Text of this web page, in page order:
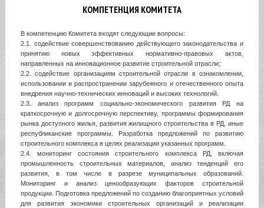
КОМПЕТЕНЦИЯ КОМИТЕТА
В компетенцию Комитета входят следующие вопросы:
2.1. содействие совершенствованию действующего законодательства и
принятию новых эффективных нормативно-правовых актов,
направленных на инновационное развитие строительной отрасли;
2.2. содействие организациям строительной отрасли в ознакомлении,
использовании и распространении зарубежного и отечественного опыта
внедрения научно-технических инноваций и высоких технологий.
2.3. анализ программ социально-экономического развития РД на
краткосрочную и долгосрочную перспективу, программы формирования
рынка доступного жилья, развития жилищного строительства в РД, иные
республиканские программы. Разработка предложений по развитию
строительного комплекса в целях реализации указанных программ.
2.4. мониторинг состояния строительного комплекса РД, включая
промышленность строительных материалов, анализ тенденций его
развития, в том числе в разрезе муниципальных образований.
Мониторинг и анализ ценообразующих факторов строительной
продукции. Подготовка предложений по созданию благоприятных условий
для развития экономики строительных организаций и реализации